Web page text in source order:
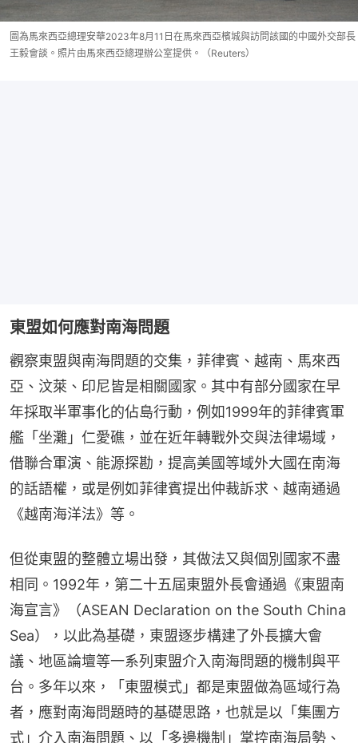
圖為馬來西亞總理安華2023年8月11日在馬來西亞檳城與訪問該國的中國外交部長
王毅會談。照片由馬來西亞總理辦公室提供。（Reuters）
東盟如何應對南海問題
觀察東盟與南海問題的交集，菲律賓、越南、馬來西
亞、汶萊、印尼皆是相關國家。其中有部分國家在早
年採取半軍事化的佔島行動，例如1999年的菲律賓軍
艦「坐灘」仁愛礁，並在近年轉戰外交與法律場域，
借聯合軍演、能源探勘，提高美國等域外大國在南海
的話語權，或是例如菲律賓提出仲裁訴求、越南通過
《越南海洋法》等。
但從東盟的整體立場出發，其做法又與個別國家不盡
相同。1992年，第二十五屆東盟外長會通過《東盟南
海宣言》（ASEAN Declaration on the South China
Sea），以此為基礎，東盟逐步構建了外長擴大會
議、地區論壇等一系列東盟介入南海問題的機制與平
台。多年以來，「東盟模式」都是東盟做為區域行為
者，應對南海問題時的基礎思路，也就是以「集團方
式」介入南海問題、以「多邊機制」掌控南海局勢、